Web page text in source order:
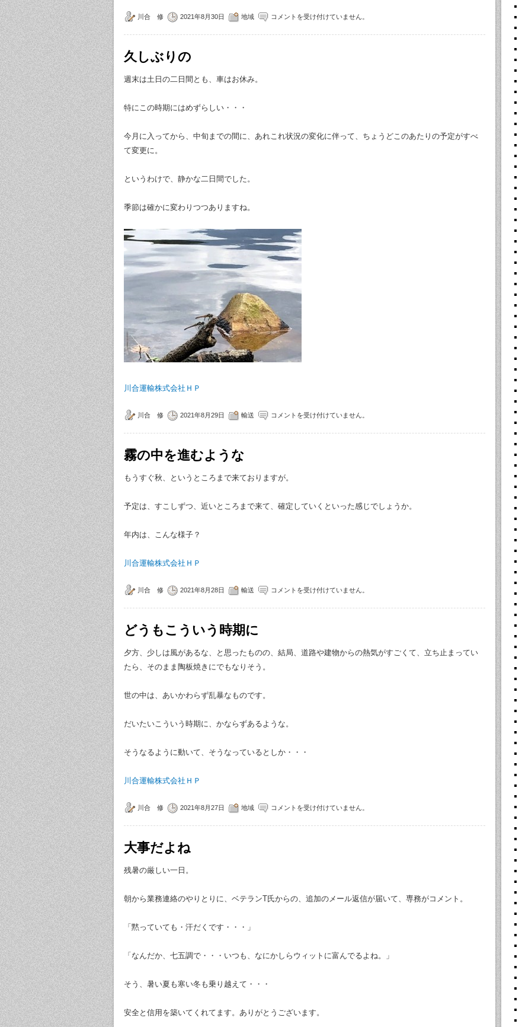
川合 修 2021年8月30日 地域 コメントを受け付けていません。
久しぶりの
週末は土日の二日間とも、車はお休み。
特にこの時期にはめずらしい・・・
今月に入ってから、中旬までの間に、あれこれ状況の変化に伴って、ちょうどこのあたりの予定がすべ
て変更に。
というわけで、静かな二日間でした。
季節は確かに変わりつつありますね。
川合運輸株式会社ＨＰ
川合 修 2021年8月29日 輸送 コメントを受け付けていません。
霧の中を進むような
もうすぐ秋、というところまで来ておりますが。
予定は、すこしずつ、近いところまで来て、確定していくといった感じでしょうか。
年内は、こんな様子？
川合運輸株式会社ＨＰ
川合 修 2021年8月28日 輸送 コメントを受け付けていません。
どうもこういう時期に
夕方、少しは風があるな、と思ったものの、結局、道路や建物からの熱気がすごくて、立ち止まってい
たら、そのまま陶板焼きにでもなりそう。
世の中は、あいかわらず乱暴なものです。
だいたいこういう時期に、かならずあるような。
そうなるように動いて、そうなっているとしか・・・
川合運輸株式会社ＨＰ
川合 修 2021年8月27日 地域 コメントを受け付けていません。
大事だよね
残暑の厳しい一日。
朝から業務連絡のやりとりに、ベテランT氏からの、追加のメール返信が届いて、専務がコメント。
「黙っていても・汗だくです・・・」
「なんだか、七五調で・・・いつも、なにかしらウィットに富んでるよね。」
そう、暑い夏も寒い冬も乗り越えて・・・
安全と信用を築いてくれてます。ありがとうございます。